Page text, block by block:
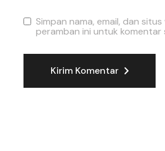
Simpan nama, email, dan
peramban ini untuk komentar
Kirim Komentar